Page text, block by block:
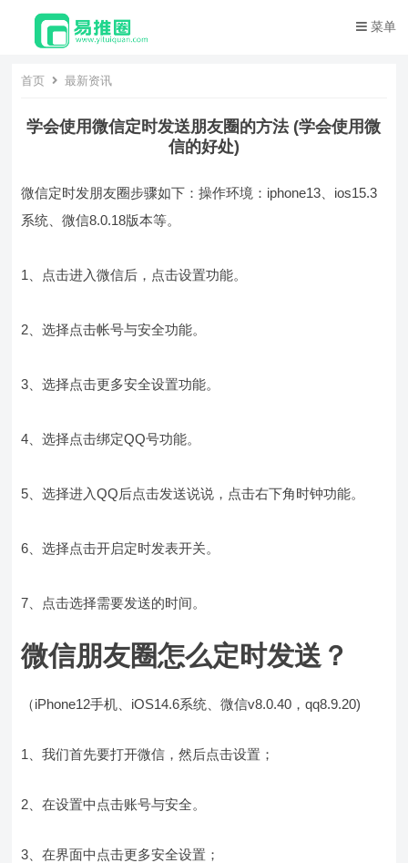
菜单
首页 最新资讯
学会使用微信定时发送朋友圈的方法 (学会使用微
信的好处)
微信定时发朋友圈步骤如下：操作环境：iphone13、ios15.3
系统、微信8.0.18版本等。
1、点击进入微信后，点击设置功能。
2、选择点击帐号与安全功能。
3、选择点击更多安全设置功能。
4、选择点击绑定QQ号功能。
5、选择进入QQ后点击发送说说，点击右下角时钟功能。
6、选择点击开启定时发表开关。
7、点击选择需要发送的时间。
微信朋友圈怎么定时发送？
（iPhone12手机、iOS14.6系统、微信v8.0.40，qq8.9.20)
1、我们首先要打开微信，然后点击设置；
2、在设置中点击账号与安全。
3、在界面中点击更多安全设置；